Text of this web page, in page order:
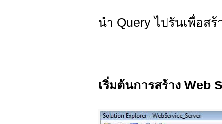
นำ Query ไปรันเพื่อส
เริ่มต้นการสร้าง Web